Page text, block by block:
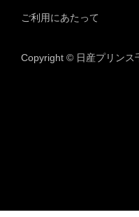
ご利用にあたって
Copyright © 日産プリンス